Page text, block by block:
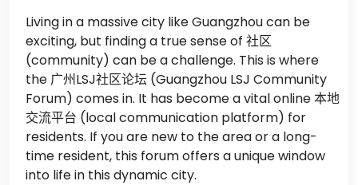
Living in a massive city like Guangzhou can be
exciting, but finding a true sense of 社区
(community) can be a challenge. This is where
the 广州LSJ社区论坛 (Guangzhou LSJ Community
Forum) comes in. It has become a vital online 本地
交流平台 (local communication platform) for
residents. If you are new to the area or a long-
time resident, this forum offers a unique window
into life in this dynamic city.